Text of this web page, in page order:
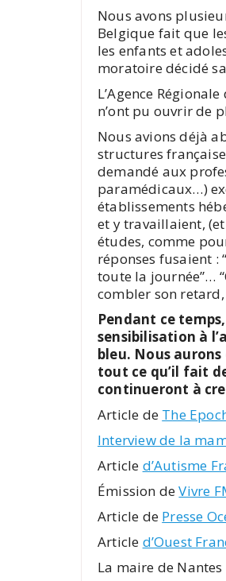
Nous avons
Belgique fait que
les enfants et
moratoire décidé
L’Agence
n’ont pu ouvrir de
Nous avions déjà
structures
demandé aux
paramédicaux…)
établissements
et y travaillaient,
études, comme
réponses fusaient :
toute la journée”…
combler son
Pendant ce
sensibilisation à
bleu. Nous
tout ce qu’il fait
continueront à
Article de The
Interview de la
Article d’Autisme
Émission deVivre
Article de Presse
Article d’Ouest
La maire de